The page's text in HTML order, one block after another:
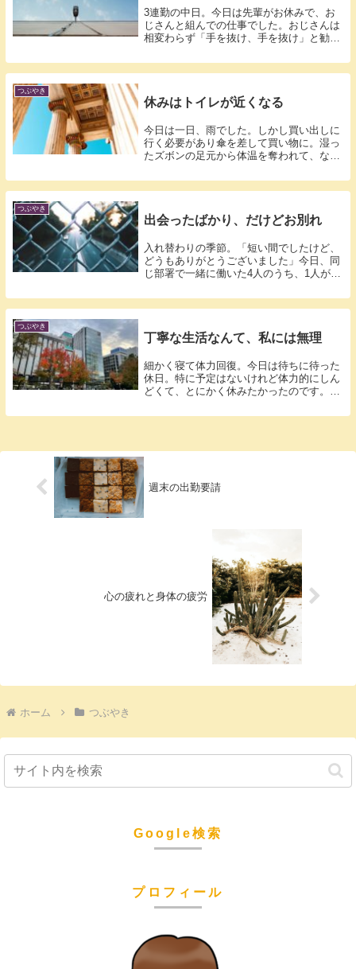
3連勤の中日。今日は先輩がお休みで、お
じさんと組んでの仕事でした。おじさんは
相変わらず「手を抜け、手を抜け」と勧め
つぶやき
休みはトイレが近くなる
今日は一日、雨でした。しかし買い出しに
行く必要があり傘を差して買い物に。湿っ
たズボンの足元から体温を奪われて、なん
つぶやき
出会ったばかり、だけどお別れ
入れ替わりの季節。「短い間でしたけど、
どうもありがとうございました」今日、同
じ部署で一緒に働いた4人のうち、1人が今
つぶやき
丁寧な生活なんて、私には無理
細かく寝て体力回復。今日は待ちに待った
休日。特に予定はないけれど体力的にしん
どくて、とにかく休みたかったのです。こ
週末の出勤要請
心の疲れと身体の疲労
ホーム つぶやき
Google検索
プロフィール